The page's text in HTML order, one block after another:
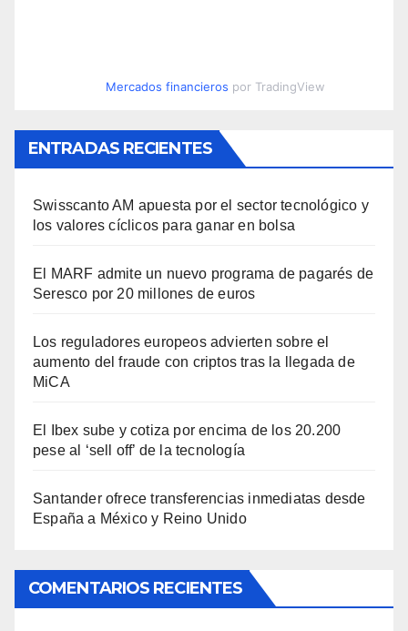
Mercados financieros por TradingView
ENTRADAS RECIENTES
Swisscanto AM apuesta por el sector tecnológico y
los valores cíclicos para ganar en bolsa
El MARF admite un nuevo programa de pagarés de
Seresco por 20 millones de euros
Los reguladores europeos advierten sobre el
aumento del fraude con criptos tras la llegada de
MiCA
El Ibex sube y cotiza por encima de los 20.200
pese al ‘sell off’ de la tecnología
Santander ofrece transferencias inmediatas desde
España a México y Reino Unido
COMENTARIOS RECIENTES